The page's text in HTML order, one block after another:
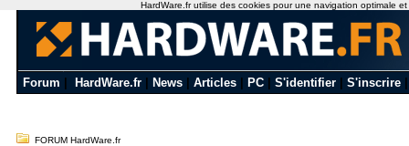
Forum HardWare.fr News Articles PC S'identifier S'inscrire
FORUM HardWare.fr
HardWare.fr utilise des cookies pour une navigation optimale